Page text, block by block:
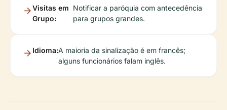
Visitas em
Grupo:
Notificar a paróquia com antecedência
para grupos grandes.
Idioma:A maioria da sinalização é em francês;
alguns funcionários falam inglês.